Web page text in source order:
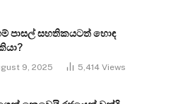
පාසල් සහතිකයටත් හොඳ
9, 2025 5,414 Views